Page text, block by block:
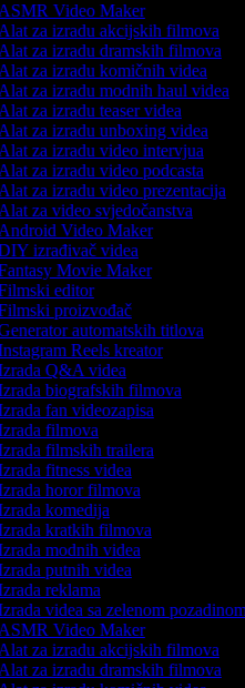
Video Maker
za izradu akcijskih filmova
za izradu dramskih filmova
za izradu komičnih videa
za izradu modnih haul videa
za izradu teaser videa
za izradu unboxing videa
za izradu video intervjua
za izradu video podcasta
za izradu video prezentacija
za video svjedočanstva
Video Maker
izrađivač videa
Movie Maker
editor
proizvođač
automatskih titlova
Reels kreator
Q&A videa
biografskih filmova
fan videozapisa
filmova
filmskih trailera
fitness videa
horor filmova
komedija
kratkih filmova
modnih videa
putnih videa
reklama
videa sa zelenom pozadinom
Video Maker
za izradu akcijskih filmova
za izradu dramskih filmova